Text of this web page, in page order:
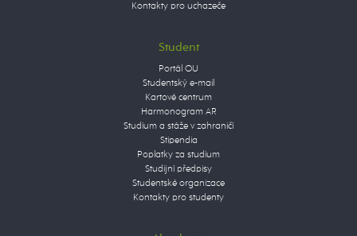
Kontakty pro uchazeče
Student
Portál OU
Studentský e-mail
Kartové centrum
Harmonogram AR
Studium a stáže v zahraničí
Stipendia
Poplatky za studium
Studijní předpisy
Studentské organizace
Kontakty pro studenty